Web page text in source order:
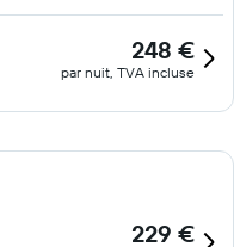
248 €
par nuit, TVA incluse
229 €